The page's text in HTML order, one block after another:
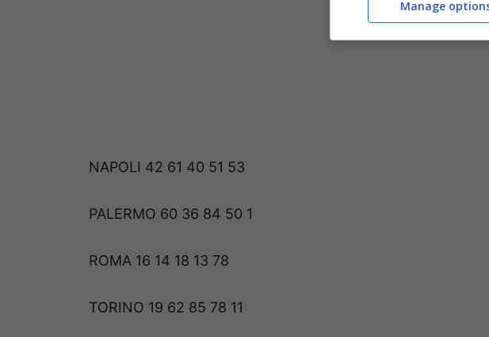
NAPOLI 42 61 40 51 53
PALERMO 60 36 84 50 1
ROMA 16 14 18 13 78
TORINO 19 62 85 78 11
Manage